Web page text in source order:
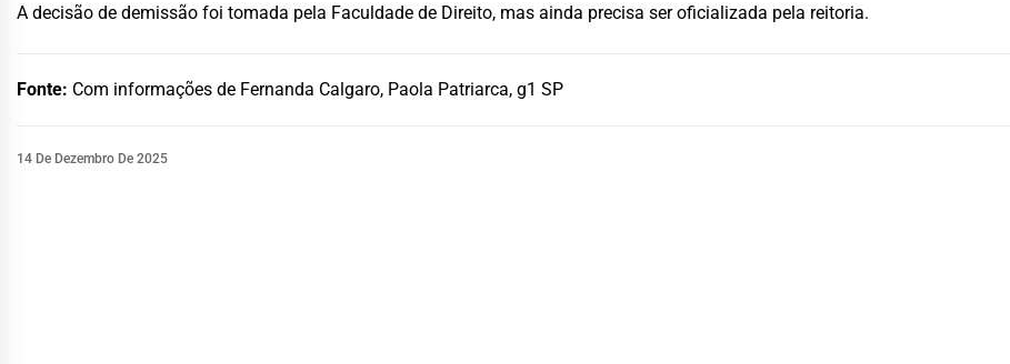
A decisão de demissão foi tomada pela Faculdade de Direito, mas ainda precisa ser oficializada pela reitoria.
Fonte: Com informações de Fernanda Calgaro, Paola Patriarca, g1 SP
14 De Dezembro De 2025